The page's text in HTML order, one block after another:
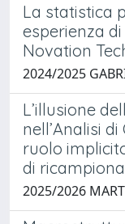
La statistica
esperienza
Novation
2024/2025
L’illusione
nell’Analisi
ruolo
di
2025/2026